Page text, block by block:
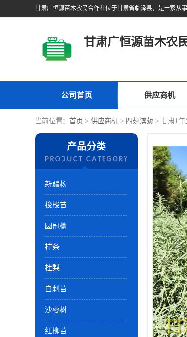
甘肃广恒源苗木农
公司首页 供应商机
当前位置： 首页 > 供应商机 > 四翅滨藜 > 甘肃1年
产品分类
新疆杨
梭梭苗
圆冠榆
柠条
杜梨
白刺苗
沙枣树
红柳苗